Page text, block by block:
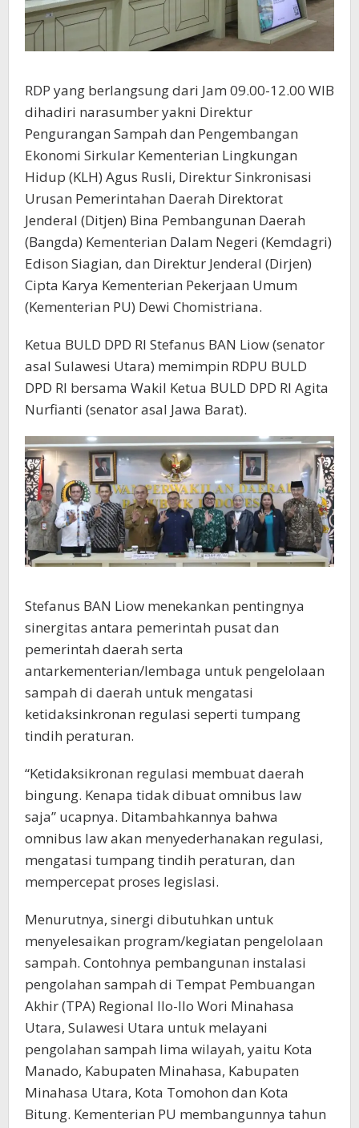
RDP yang berlangsung dari Jam 09.00-12.00 WIB
dihadiri narasumber yakni Direktur
Pengurangan Sampah dan Pengembangan
Ekonomi Sirkular Kementerian Lingkungan
Hidup (KLH) Agus Rusli, Direktur Sinkronisasi
Urusan Pemerintahan Daerah Direktorat
Jenderal (Ditjen) Bina Pembangunan Daerah
(Bangda) Kementerian Dalam Negeri (Kemdagri)
Edison Siagian, dan Direktur Jenderal (Dirjen)
Cipta Karya Kementerian Pekerjaan Umum
(Kementerian PU) Dewi Chomistriana.
Ketua BULD DPD RI Stefanus BAN Liow (senator
asal Sulawesi Utara) memimpin RDPU BULD
DPD RI bersama Wakil Ketua BULD DPD RI Agita
Nurfianti (senator asal Jawa Barat).
Stefanus BAN Liow menekankan pentingnya
sinergitas antara pemerintah pusat dan
pemerintah daerah serta
antarkementerian/lembaga untuk pengelolaan
sampah di daerah untuk mengatasi
ketidaksinkronan regulasi seperti tumpang
tindih peraturan.
“Ketidaksikronan regulasi membuat daerah
bingung. Kenapa tidak dibuat omnibus law
saja” ucapnya. Ditambahkannya bahwa
omnibus law akan menyederhanakan regulasi,
mengatasi tumpang tindih peraturan, dan
mempercepat proses legislasi.
Menurutnya, sinergi dibutuhkan untuk
menyelesaikan program/kegiatan pengelolaan
sampah. Contohnya pembangunan instalasi
pengolahan sampah di Tempat Pembuangan
Akhir (TPA) Regional Ilo-Ilo Wori Minahasa
Utara, Sulawesi Utara untuk melayani
pengolahan sampah lima wilayah, yaitu Kota
Manado, Kabupaten Minahasa, Kabupaten
Minahasa Utara, Kota Tomohon dan Kota
Bitung. Kementerian PU membangunnya tahun